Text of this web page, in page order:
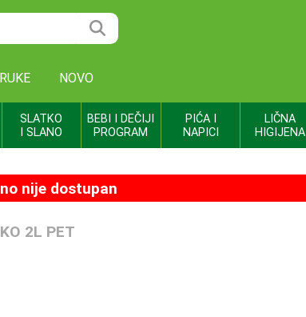
NOVO
SLATKO
I SLANO
BEBI I DEČIJI
PROGRAM
PIĆA I
NAPICI
LIČNA
HIGIJENA
nije dostupan
2L PET